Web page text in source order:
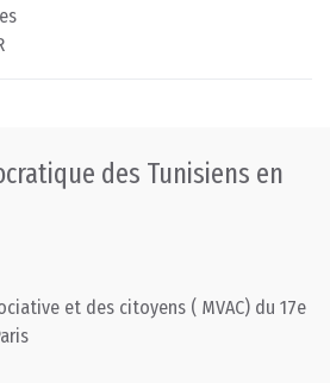
des Tunisiens en
et des citoyens ( MVAC) du 17e